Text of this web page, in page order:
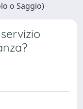
o Saggio)